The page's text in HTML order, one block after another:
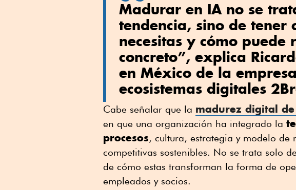
Madurar en IA no se
tendencia, sino de tener
necesitas y cómo puede
concreto”, explica
en México de la
ecosistemas digitales
Cabe señalar que la madurez digital
en que una organización ha integrado la
procesos, cultura, estrategia y modelo de
competitivas sostenibles. No se trata solo
de cómo estas transforman la forma de
empleados y socios.